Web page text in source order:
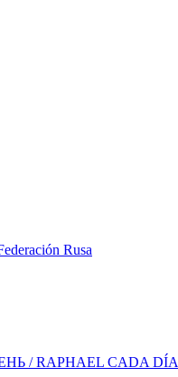
Rusa
/ RAPHAEL CADA DÍA